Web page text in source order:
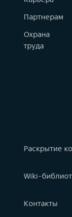
Партнерам
Охрана
труда
Раскрытие
Wiki-
Контакты